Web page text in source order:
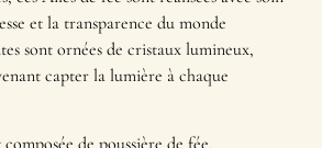
et la transparence du monde
sont ornées de cristaux lumineux,
capter la lumière à chaque